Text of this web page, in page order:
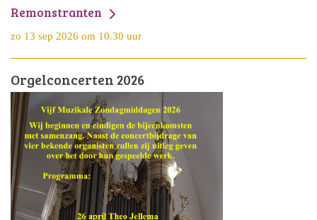
Remonstranten
zo 13 sep 2026 om 10.30 uur
Orgelconcerten 2026